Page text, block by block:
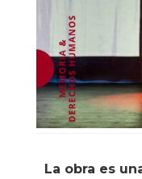
La obra es una realización de “La